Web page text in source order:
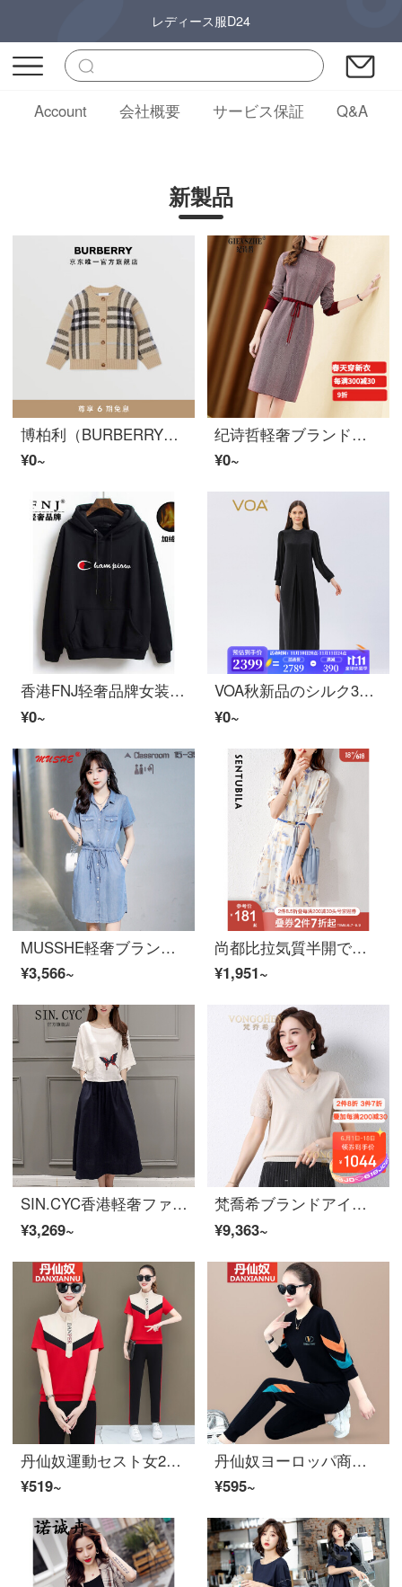
レディース服D24
Account 会社概要 サービス保証 Q&A
新製品
博柏利（BURBERRY） 女童 格纹提花羊毛混纺开衫80565331
¥0~
纪诗哲軽奢ブランドニットワンピス女2022年春季款女装スカルト秋冬长袖中款気质内搭配时尚收腰显瘦酒红L
¥0~
香港FNJ轻奢品牌女装连帽帕卡女2021新着商品秋冬加绒加厚时尚字母印花宽松显瘦套头托普斯韩版百搭科特潮黒色-加绒XXXL(175斤-1995斤)
¥0~
VOA秋新品のシルク30 mm重さポンド黒半襟の後、砂を引いて洗って古い長金ワンピスAE 1120北角の夜の景色（B 08）160/Mを作ります。
¥0~
MUSSHE軽奢ブランド女装ワンピス女性夏服薄いデニム天糸綿2021年新着商品韓国版ゆったりカジュアルファッションスカト収腰写真色M
¥3,566~
尚都比拉気質半開で抽象水彩プリントの薄い金をゆったりと収めます。ワンピス女子夏スカートの白地柄M
¥1,951~
SIN.CYC香港軽奢ファッションブランドの婦人服コットンワォン気質文芸レイト調オリジナルファッション刺繍2021夏新着商品リンネルカートチベットグリーンM
¥3,269~
梵喬希ブランドアイスシルク半袖Tシャツ女性ゆったり2021年夏新商品肥満MM顕痩身カットソーの雰囲気がたっぷりです。
¥9,363~
丹仙奴運動セスト女2021夏新着商品ゆったりカースコットンスタンドカラー半袖大サイズカージュアロエ洋気二点セット大紅M【80-99斤、快適ファブリック/ファッションスタイルを提案する】
¥519~
丹仙奴ヨーロッパ商品のパンケーキセイスト女性は2021年に新商品ファッションの丸首を持っています。ゆったりした韓国版レジャースポーツ服2点セットの黒いM【80斤-100斤を提案します。】ボールが起きません。色が落ちません。
¥595~